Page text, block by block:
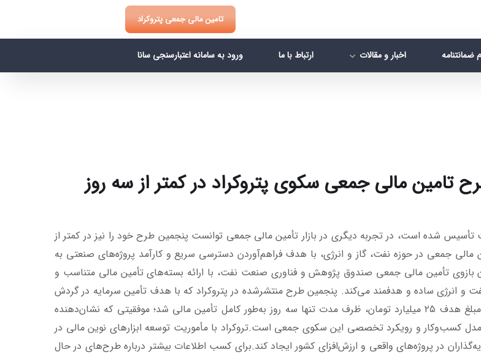
تامین مالی جمعی پتروکراد
ضمانتنامه اخبار و مقالات ارتباط با ما ورود به سامانه اعتبارسنجی سانا
تامین مالی جمعی سکوی پتروکراد در کمتر از سه روز
شده است، در تجربه دیگری در بازار تأمین مالی جمعی توانست پنجمین طرح خود را نیز در کمتر از
جمعی در حوزه نفت، گاز و انرژی، با هدف فراهم‌آوردن دسترسی سریع و کارآمد پروژه‌های صنعتی به
بازوی تأمین مالی جمعی صندوق پژوهش و فناوری صنعت نفت، با ارائه بسته‌های تأمین مالی متناسب و
و انرژی ساده و هدفمند می‌کند. پنجمین طرح منتشرشده در پتروکراد که با هدف تأمین سرمایه در گردش
ساخت سازه‌های فلزی واحد 77 پالایشگاه اصفهان طراحی شده است با مبلغ هدف ۲۵ میلیارد تومان، ظرف مدت تنها سه روز به‌طور کامل تأمین مالی شد؛ موفقیتی که نشان‌دهنده
از مدل کسب‌وکار و رویکرد تخصصی این سکوی جمعی است.تروکراد با مأموریت توسعه ابزارهای نوین مالی در
در پروژه‌های واقعی و ارزش‌افزای کشور ایجاد کند.برای کسب اطلاعات بیشتر درباره طرح‌های در حال